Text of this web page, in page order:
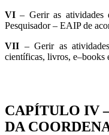
VI– Gerir as atividades
Pesquisador – EAIP de
VII – Gerir as
científicas, livros, e–books
CAPÍTULO IV
DA